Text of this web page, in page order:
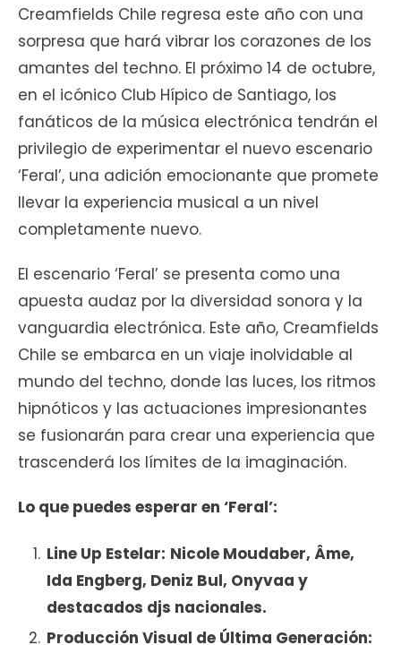
Creamfields Chile regresa este año con una
sorpresa que hará vibrar los corazones de los
amantes del techno. El próximo 14 de octubre,
en el icónico Club Hípico de Santiago, los
fanáticos de la música electrónica tendrán el
privilegio de experimentar el nuevo escenario
‘Feral’, una adición emocionante que promete
llevar la experiencia musical a un nivel
completamente nuevo.
El escenario ‘Feral’ se presenta como una
apuesta audaz por la diversidad sonora y la
vanguardia electrónica. Este año, Creamfields
Chile se embarca en un viaje inolvidable al
mundo del techno, donde las luces, los ritmos
hipnóticos y las actuaciones impresionantes
se fusionarán para crear una experiencia que
trascenderá los límites de la imaginación.
Lo que puedes esperar en ‘Feral’:
Line Up Estelar: Nicole Moudaber, Âme,
Ida Engberg, Deniz Bul, Onyvaa y
destacados djs nacionales.
Producción Visual de Última Generación: